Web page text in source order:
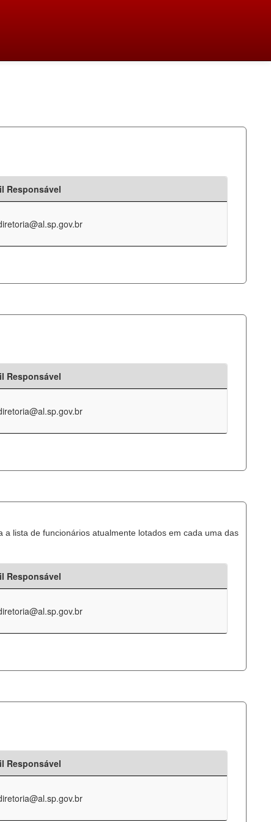
Responsável
Responsável
lista de funcionários atualmente lotados em cada uma das
Responsável
Responsável